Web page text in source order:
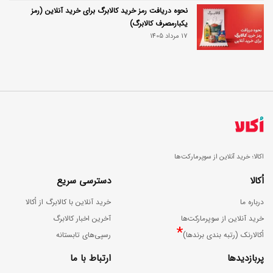
نحوه دریافت رمز خرید کالابرگ برای خرید آنلاین (رمز
یکبارمصرف کالابرگ)
17 مرداد 1405
اکالا؛ خرید آنلاین از سوپرمارکت‌ها
اُکالا
درباره ما
خرید آنلاین از سوپرمارکت‌ها
اُکالارنک (رتبه بندی برندها)*
دسترسی سریع
خرید آنلاین با کالابرگ از اُکالا
آخرین اخبار کالابرگ
رسپی‌های تابستانه
پربازدیدها ارتباط با ما